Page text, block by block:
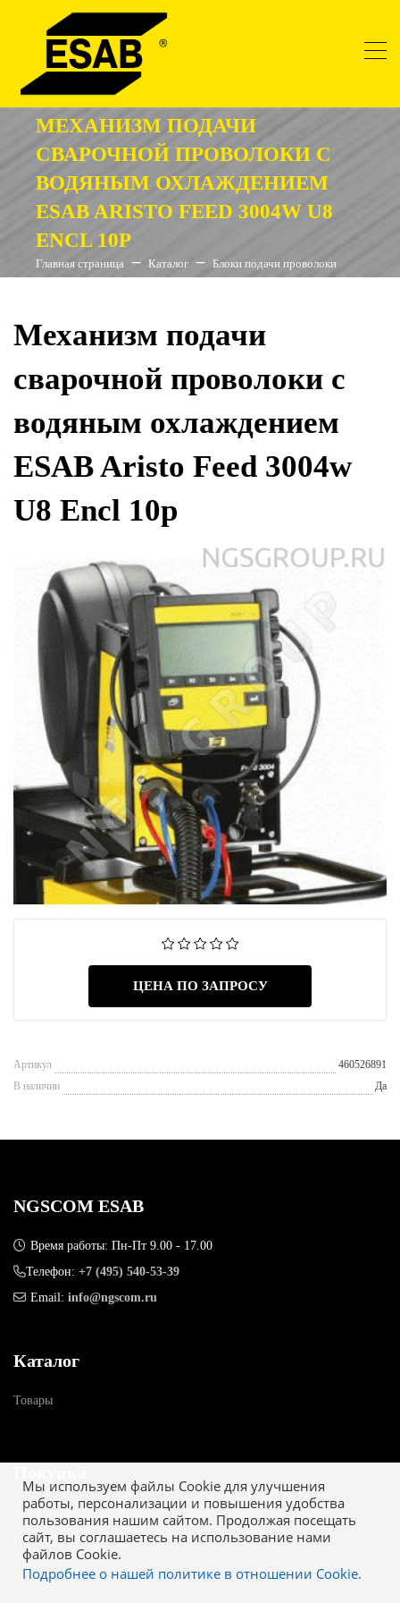
МЕХАНИЗМ ПОДАЧИ
СВАРОЧНОЙ ПРОВОЛОКИ С
ВОДЯНЫМ ОХЛАЖДЕНИЕМ
ESAB ARISTO FEED 3004W U8
ENCL 10P
Главная страница Каталог Блоки подачи проволоки
Механизм подачи
сварочной проволоки с
водяным охлаждением
ESAB Aristo Feed 3004w
U8 Encl 10p
ЦЕНА ПО ЗАПРОСУ
Артикул
460526891
В наличии
Да
Мы используем файлы Cookie для улучшения
работы, персонализации и повышения удобства
пользования нашим сайтом. Продолжая посещать
сайт, вы соглашаетесь на использование нами
файлов Cookie.
Подробнее о нашей политике в отношении Cookie.
NGSCOM ESAB
Время работы: Пн-Пт 9.00 - 17.00
Телефон: +7 (495) 540-53-39
Email: info@ngscom.ru
Каталог
Товары
Как купить
Гарантия